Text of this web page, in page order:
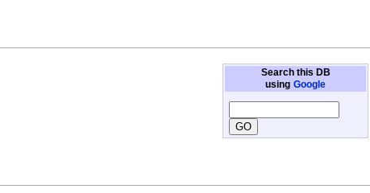
Search this DB
using Google